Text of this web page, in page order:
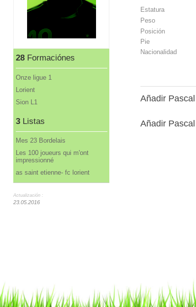
28Formaciónes
Onze ligue 1
Lorient
Sion L1
3Listas
Mes 23 Bordelais
Les 100 joueurs qui m'ont
impressionné
as saint etienne- fc lorient
Actualización :
23.05.2016
Estatura
Peso
Posición
Pie
Nacionalidad
Añadir
Añadir